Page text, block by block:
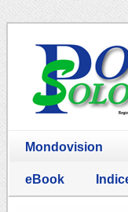
Mondovision
eBook